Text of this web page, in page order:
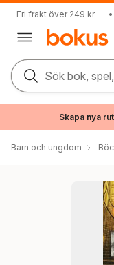
Fri frakt över 249 kr •
Sök bok,
Skapa nya
Barn och ungdom